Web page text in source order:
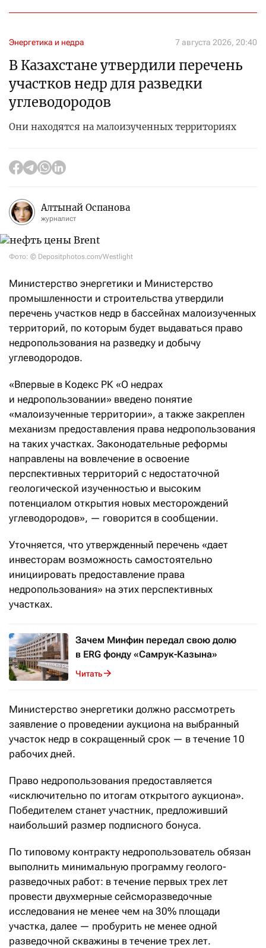
Энергетика и недра 7 августа 2026, 20:40
В Казахстане утвердили перечень
участков недр для разведки
углеводородов
Они находятся на малоизученных территориях
Алтынай Оспанова
журналист
Фото: © Depositphotos.com/Westlight
Министерство энергетики и Министерство
промышленности и строительства утвердили
перечень участков недр в бассейнах малоизученных
территорий, по которым будет выдаваться право
недропользования на разведку и добычу
углеводородов.
«Впервые в Кодекс РК «О недрах
и недропользовании» введено понятие
«малоизученные территории», а также закреплен
механизм предоставления права недропользования
на таких участках. Законодательные реформы
направлены на вовлечение в освоение
перспективных территорий с недостаточной
геологической изученностью и высоким
потенциалом открытия новых месторождений
углеводородов», — говорится в сообщении.
Уточняется, что утвержденный перечень «дает
инвесторам возможность самостоятельно
инициировать предоставление права
недропользования» на этих перспективных
участках.
Зачем Минфин передал свою долю
в ERG фонду «Самрук-Казына»
Читать
Министерство энергетики должно рассмотреть
заявление о проведении аукциона на выбранный
участок недр в сокращенный срок — в течение 10
рабочих дней.
Право недропользования предоставляется
«исключительно по итогам открытого аукциона».
Победителем станет участник, предложивший
наибольший размер подписного бонуса.
По типовому контракту недропользователь обязан
выполнить минимальную программу геолого-
разведочных работ: в течение первых трех лет
провести двухмерные сейсморазведочные
исследования не менее чем на 30% площади
участка, далее — пробурить не менее одной
разведочной скважины в течение трех лет.